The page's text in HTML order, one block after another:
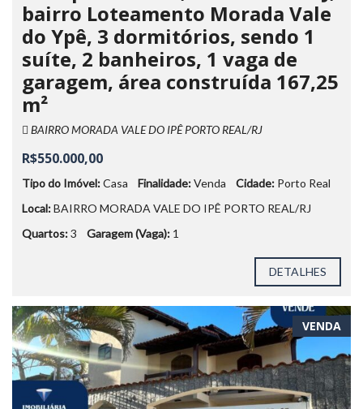
bairro Loteamento Morada Vale
do Ypê, 3 dormitórios, sendo 1
suíte, 2 banheiros, 1 vaga de
garagem, área construída 167,25
m²
BAIRRO MORADA VALE DO IPÊ PORTO REAL/RJ
R$550.000,00
Tipo do Imóvel:Casa Finalidade:Venda Cidade: Porto Real
Local:BAIRRO MORADA VALE DO IPÊ PORTO REAL/RJ
Quartos:3 Garagem (Vaga): 1
DETALHES
VENDA